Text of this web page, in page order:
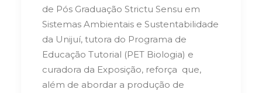
de Pós Graduação Strictu Sensu em
Sistemas Ambientais e Sustentabilidade
da Unijuí, tutora do Programa de
Educação Tutorial (PET Biologia) e
curadora da Exposição, reforça que,
além de abordar a produção de